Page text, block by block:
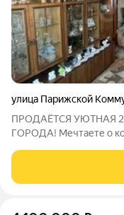
улица Парижской
ПРОДАЁТСЯ УЮТНАЯ
ГОРОДА! Мечтаете о
идеальный вариант!
квартира площадью